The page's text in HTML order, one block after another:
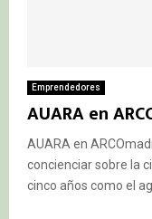
Emprendedores
AUARA en
AUARA en
concienciar sobre la
cinco años como el